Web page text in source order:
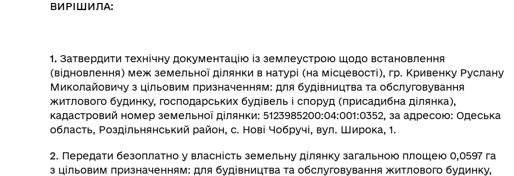
ВИРІШИЛА:
1. Затвердити технічну документацію із землеустрою щодо встановлення
(відновлення) меж земельної ділянки в натурі (на місцевості), гр. Кривенку Руслану
Миколайовичу з цільовим призначенням: для будівництва та обслуговування
житлового будинку, господарських будівель і споруд (присадибна ділянка),
кадастровий номер земельної ділянки: 5123985200:04:001:0352, за адресою: Одеська
область, Роздільнянський район, с. Нові Чобручі, вул. Широка, 1.
2. Передати безоплатно у власність земельну ділянку загальною площею 0,0597 га
з цільовим призначенням: для будівництва та обслуговування житлового будинку,